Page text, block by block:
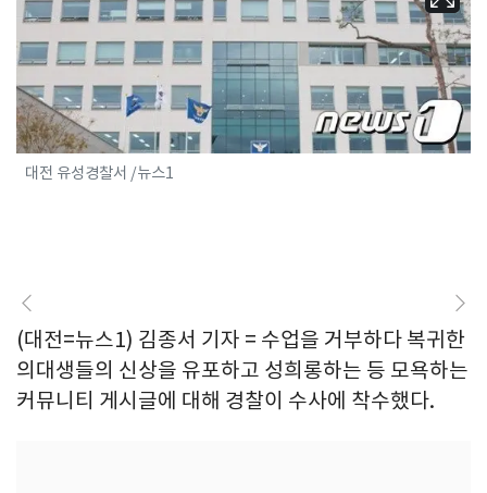
대전 유성경찰서 /뉴스1
(대전=뉴스1) 김종서 기자 = 수업을 거부하다 복귀한
의대생들의 신상을 유포하고 성희롱하는 등 모욕하는
커뮤니티 게시글에 대해 경찰이 수사에 착수했다.